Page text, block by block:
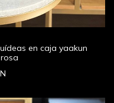
en caja yaakun